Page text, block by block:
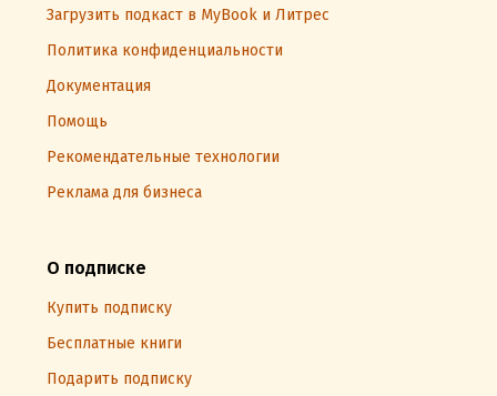
Загрузить подкаст в MyBook и Литрес
Политика конфиденциальности
Документация
Помощь
Рекомендательные технологии
Реклама для бизнеса
О подписке
Купить подписку
Бесплатные книги
Подарить подписку